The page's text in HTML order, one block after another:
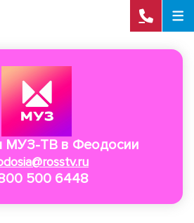
МУЗ-ТВ в Феодосии
500 6448